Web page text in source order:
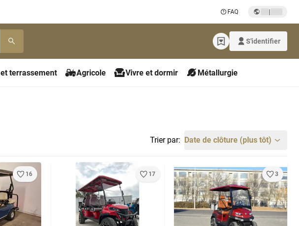
FAQ |
S'identifier
terrassement Agricole Vivre et dormir Métallurgie
Trier par: Date de clôture (plus tôt)
16 17 3